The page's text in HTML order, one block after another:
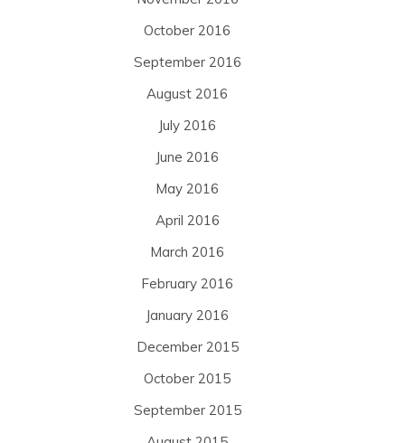
October 2016
September 2016
August 2016
July 2016
June 2016
May 2016
April 2016
March 2016
February 2016
January 2016
December 2015
October 2015
September 2015